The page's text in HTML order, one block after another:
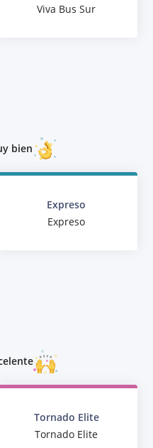
Viva Bus Sur
bien
Expreso
Expreso
Tornado Elite
Tornado Elite